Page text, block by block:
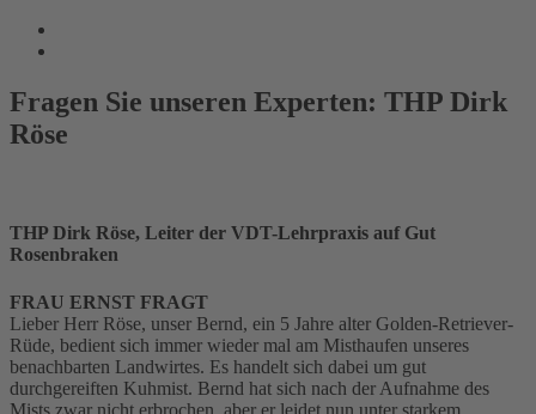
Fragen Sie unseren Experten: THP Dirk
Röse
THP Dirk Röse, Leiter der VDT-Lehrpraxis auf Gut
Rosenbraken
FRAU ERNST FRAGT
Lieber Herr Röse, unser Bernd, ein 5 Jahre alter Golden-Retriever-
Rüde, bedient sich immer wieder mal am Misthaufen unseres
benachbarten Landwirtes. Es handelt sich dabei um gut
durchgereiften Kuhmist. Bernd hat sich nach der Aufnahme des
Mists zwar nicht erbrochen, aber er leidet nun unter starkem